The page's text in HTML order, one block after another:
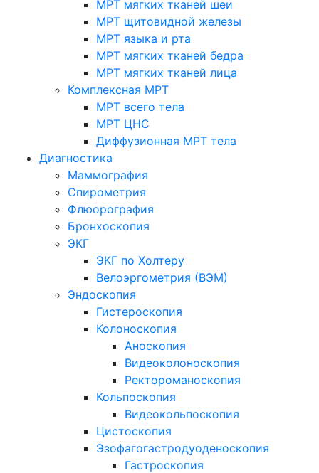
МРТ мягких тканей шеи
МРТ щитовидной железы
МРТ языка и рта
МРТ мягких тканей бедра
МРТ мягких тканей лица
Комплексная МРТ
МРТ всего тела
МРТ ЦНС
Диффузионная МРТ тела
Диагностика
Маммография
Спирометрия
Флюорография
Бронхоскопия
ЭКГ
ЭКГ по Холтеру
Велоэргометрия (ВЭМ)
Эндоскопия
Гистероскопия
Колоноскопия
Аноскопия
Видеоколоноскопия
Ректороманоскопия
Кольпоскопия
Видеокольпоскопия
Цистоскопия
Эзофагогастродуоденоскопия
Гастроскопия